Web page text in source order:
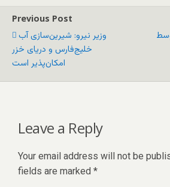
Previous Post
وزیر نیرو: شیرین‌سازی آب
خلیج‌فارس و دریای خزر
امکان‌پذیر است
Leave a Reply
Your email address will not be
fields are marked *